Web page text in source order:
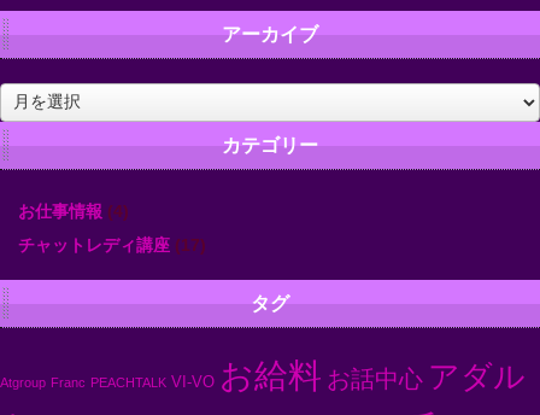
アーカイブ
ア
ー
カ
イ
カテゴリー
お仕事情報 (4)
チャットレディ講座 (17)
タグ
Atgroup Franc PEACHTALK VI-VO お給料 お話中心 アダル